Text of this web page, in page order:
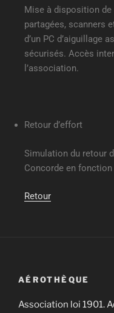
Mise à disposition de
partagées, scanners
d’un PC d’aiguillage
sécurisés. Accès
l’association.
Retour d’effort
Simulation du retour
Concorde en
Retour
AÉROTHÈQUE
Association loi 1901.